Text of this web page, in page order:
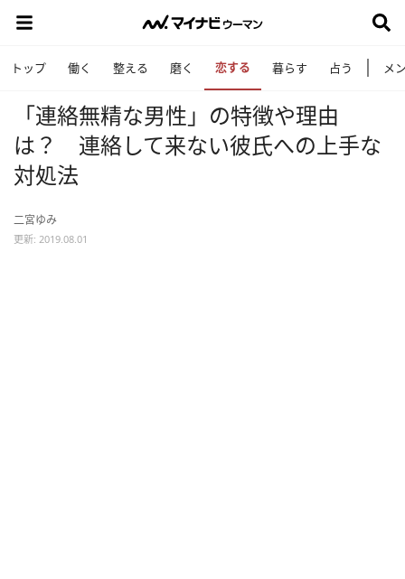
トップ 働く 整える 磨く 恋する 暮らす 占う メ
「連絡無精な男性」の特徴や理由
は？ 連絡して来ない彼氏への上手な
対処法
二宮ゆみ
更新: 2019.08.01